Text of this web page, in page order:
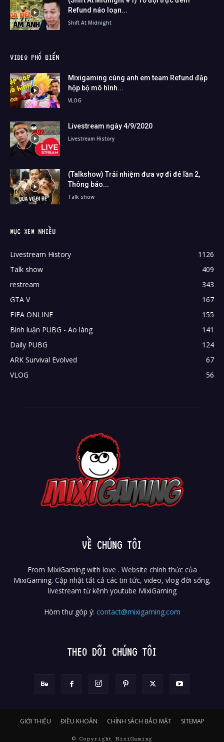
Refund náo loạn...
Shift At Midnight
VIDEO PHỔ BIẾN
Mixigaming cùng anh em team Refund đập
hộp bộ mô hình...
VLOG
Livestream ngày 4/9/2020
Livestream History
(Talkshow) Trải nhiệm đưa vợ đi đẻ lần 2,
Thông báo...
Talk show
MỤC XEM NHIỀU
Livestream History
1126
Talk show
409
restream
343
GTA V
167
FIFA ONLINE
155
Bình luận PUBG - Ao làng
141
Daily PUBG
124
ARK Survival Evolved
67
VLOG
56
VỀ CHÚNG TÔI
From MixiGaming with love . Website chính thức của
MixiGaming. Cập nhật tất cả các tin tức, video, vlog đời sống,
livestream từ kênh youtube MixiGaming
Hòm thư góp ý: contact@mixigaming.com
THEO DÕI CHÚNG TÔI
GIỚI THIỆU ĐIỀU KHOẢN CHÍNH SÁCH BẢO MẬT SITEMAP
© Copyright MixiGaming